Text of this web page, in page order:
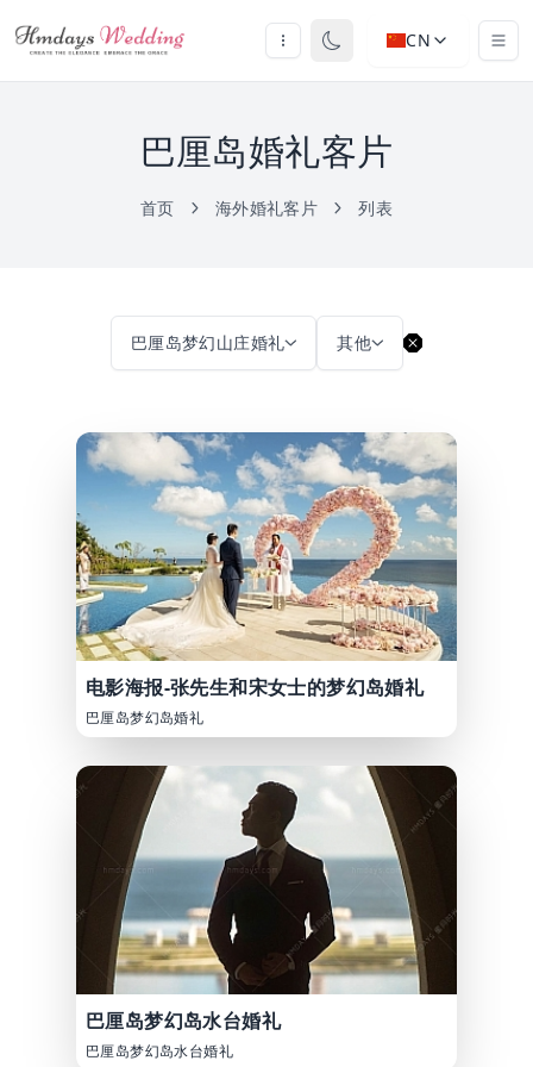
CN
巴厘岛婚礼客片
首页 海外婚礼客片 列表
巴厘岛梦幻山庄婚礼 其他
电影海报-张先生和宋女士的梦幻岛婚礼
巴厘岛梦幻岛婚礼
巴厘岛梦幻岛水台婚礼
巴厘岛梦幻岛水台婚礼